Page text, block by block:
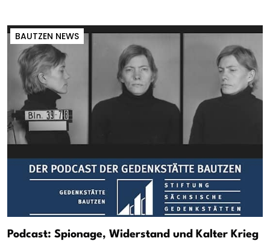
BAUTZEN NEWS
Podcast: Spionage, Widerstand und Kalter Krieg